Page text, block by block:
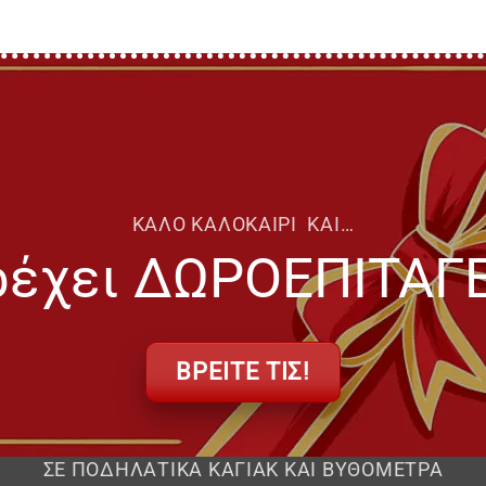
ΚΑΛΟ ΚΑΛΟΚΑΙΡΙ ΚΑΙ…
BΡΕΙΤΕ ΤΙΣ!
ΣΕ ΠΟΔΗΛΑΤΙΚΑ ΚΑΓΙΑΚ ΚΑΙ ΒΥΘΟΜΕΤΡΑ